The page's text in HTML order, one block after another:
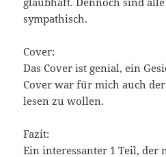
sympathisch.
Cover:
Das Cover ist genial, ein
Cover war für mich auch
lesen zu wollen.
Fazit:
Ein interessanter 1 Teil, der